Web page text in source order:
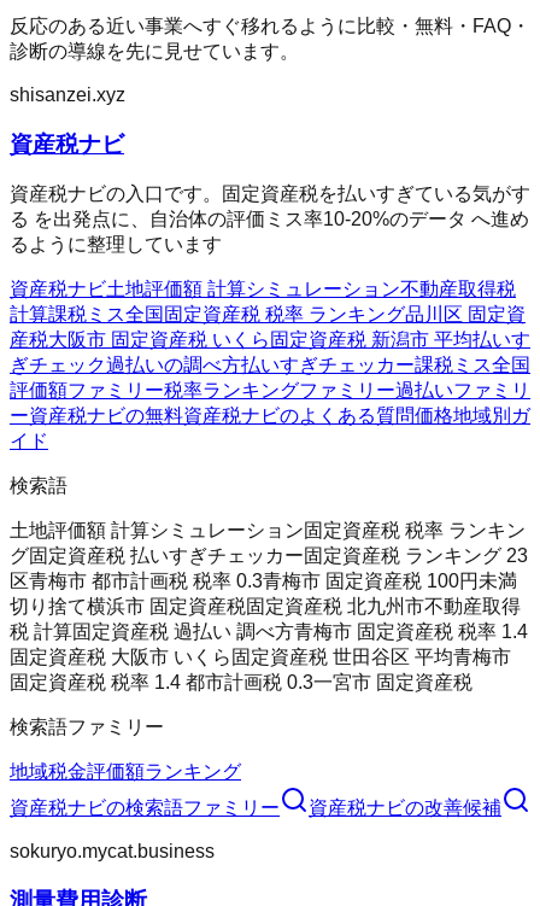
反応のある近い事業へすぐ移れるように比較・無料・FAQ・
診断の導線を先に見せています。
shisanzei.xyz
資産税ナビ
資産税ナビの入口です。固定資産税を払いすぎている気がす
る を出発点に、自治体の評価ミス率10-20%のデータ へ進め
るように整理しています
資産税ナビ土地評価額 計算シミュレーション不動産取得税
計算課税ミス全国 固定資産税 税率 ランキング品川区 固定資
産税大阪市 固定資産税 いくら 固定資産税 新潟市 平均払いす
ぎチェック過払いの調べ方払いすぎチェッカー課税ミス全国
評価額ファミリー税率ランキングファミリー過払いファミリ
ー資産税ナビの無料資産税ナビのよくある質問価格地域別ガ
イド
検索語
土地評価額 計算シミュレーション固定資産税 税率 ランキン
グ固定資産税 払いすぎチェッカー固定資産税 ランキング 23
区青梅市 都市計画税 税率 0.3青梅市 固定資産税 100円未満
切り捨て横浜市 固定資産税固定資産税 北九州市不動産取得
税 計算固定資産税 過払い 調べ方青梅市 固定資産税 税率 1.4
固定資産税 大阪市 いくら 固定資産税 世田谷区 平均青梅市
固定資産税 税率 1.4 都市計画税 0.3一宮市 固定資産税
検索語ファミリー
地域税金評価額ランキング
資産税ナビの検索語ファミリー 資産税ナビの改善候補
sokuryo.mycat.business
測量費用診断